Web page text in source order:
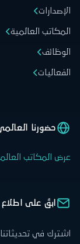
الإصدارات
المكاتب العالمية
الوظائف
الفعاليات
حضورنا
عرض المكاتب
ابقَ على اطلاع
اشترك في